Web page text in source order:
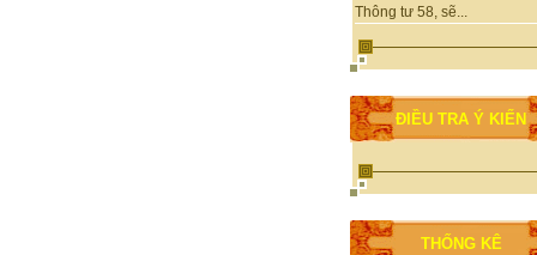
Thông tư 58, sẽ...
ĐIỀU TRA Ý KIẾN
THỐNG KÊ